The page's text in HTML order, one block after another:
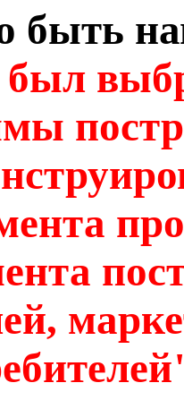
быть